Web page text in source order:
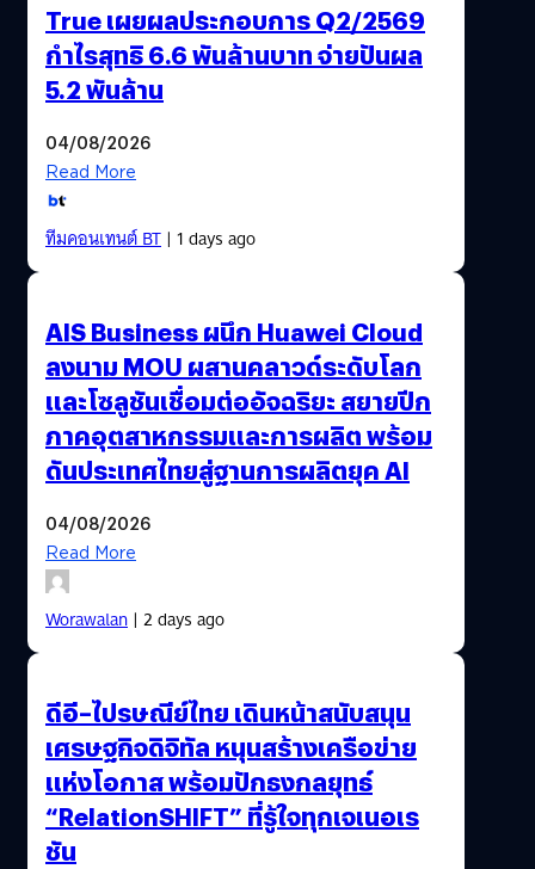
True เผยผลประกอบการ Q2/2569
กำไรสุทธิ 6.6 พันล้านบาท จ่ายปันผล
5.2 พันล้าน
04/08/2026
Read More
ทีมคอนเทนต์ BT| 1 days ago
AIS Business ผนึก Huawei Cloud
ลงนาม MOU ผสานคลาวด์ระดับโลก
และโซลูชันเชื่อมต่ออัจฉริยะ สยายปีก
ภาคอุตสาหกรรมและการผลิต พร้อม
ดันประเทศไทยสู่ฐานการผลิตยุค AI
04/08/2026
Read More
Worawalan| 2 days ago
ดีอี–ไปรษณีย์ไทย เดินหน้าสนับสนุน
เศรษฐกิจดิจิทัล หนุนสร้างเครือข่าย
แห่งโอกาส พร้อมปักธงกลยุทธ์
“RelationSHIFT” ที่รู้ใจทุกเจเนอเร
ชัน